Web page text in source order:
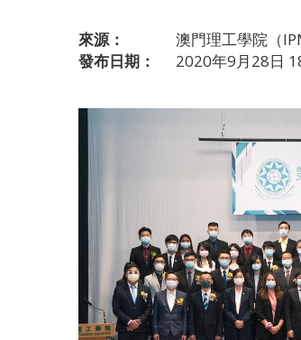
來源：
澳門理工學院（
發布日期：
2020年9月28日